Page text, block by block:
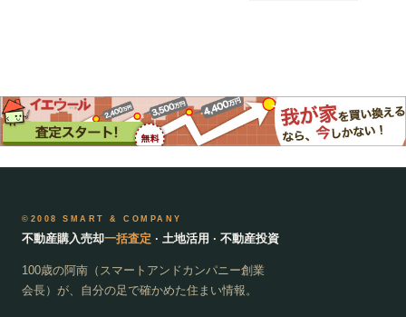
©2008 SMART & COMPANY
不動産購入売却一括査定 · 土地活用 · 不動産投資
100歳の阿南（スマートアンドカンパニー創業
会長）が、自分の足で確かめた住まい情報。